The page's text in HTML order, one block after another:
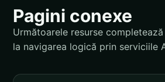
Pagini conexe
Următoarele resurse
la navigarea logică prin serviciile